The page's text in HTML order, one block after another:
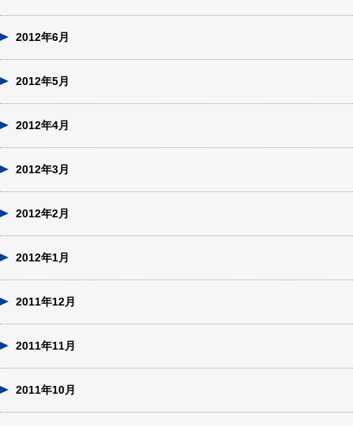
2012年6月
2012年5月
2012年4月
2012年3月
2012年2月
2012年1月
2011年12月
2011年11月
2011年10月